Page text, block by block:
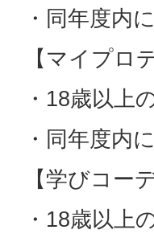
・同年度内
【マイプロ
・18歳以上
・同年度内
【学びコー
・18歳以上